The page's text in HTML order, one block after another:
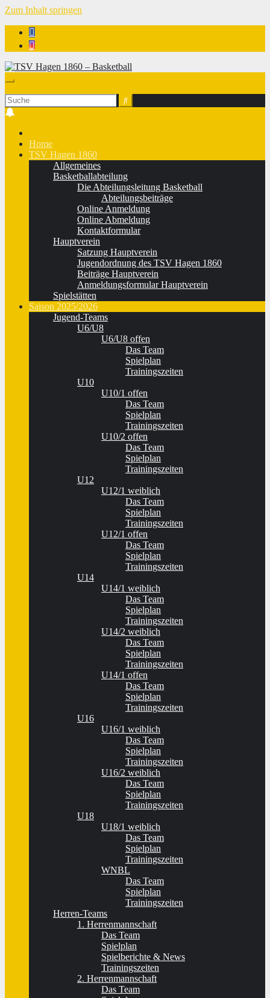
Zum Inhalt springen
Home
TSV Hagen 1860
Allgemeines
Basketballabteilung
Die Abteilungsleitung Basketball
Abteilungsbeiträge
Online Anmeldung
Online Abmeldung
Kontaktformular
Hauptverein
Satzung Hauptverein
Jugendordnung des TSV Hagen 1860
Beiträge Hauptverein
Anmeldungsformular Hauptverein
Spielstätten
Saison 2025/2026
Jugend-Teams
U6/U8
U6/U8 offen
Das Team
Spielplan
Trainingszeiten
U10
U10/1 offen
Das Team
Spielplan
Trainingszeiten
U10/2 offen
Das Team
Spielplan
Trainingszeiten
U12
U12/1 weiblich
Das Team
Spielplan
Trainingszeiten
U12/1 offen
Das Team
Spielplan
Trainingszeiten
U14
U14/1 weiblich
Das Team
Spielplan
Trainingszeiten
U14/2 weiblich
Das Team
Spielplan
Trainingszeiten
U14/1 offen
Das Team
Spielplan
Trainingszeiten
U16
U16/1 weiblich
Das Team
Spielplan
Trainingszeiten
U16/2 weiblich
Das Team
Spielplan
Trainingszeiten
U18
U18/1 weiblich
Das Team
Spielplan
Trainingszeiten
WNBL
Das Team
Spielplan
Trainingszeiten
Herren-Teams
1. Herrenmannschaft
Das Team
Spielplan
Spielberichte & News
Trainingszeiten
2. Herrenmannschaft
Das Team